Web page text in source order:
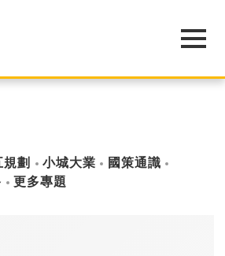
劃 小城大業
國策通識
更多專題